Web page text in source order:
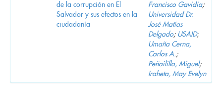
de la corrupción en El
Salvador y sus efectos en la
ciudadanía
Francisco Gavidia;
Universidad Dr.
José Matías
Delgado; USAID;
Umaña Cerna,
Carlos A.;
Peñailillo, Miguel;
Iraheta, May Evelyn